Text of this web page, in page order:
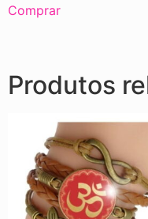
Comprar
Produtos